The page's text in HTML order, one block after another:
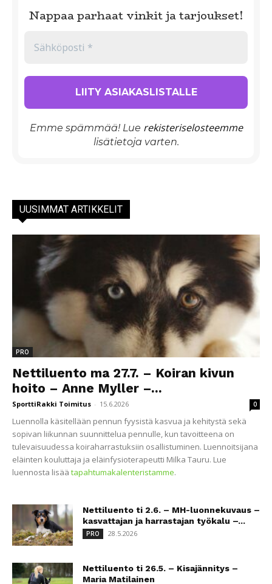
Nappaa parhaat vinkit ja tarjoukset!
Emme spämmää! Lue rekisteriselosteemme
lisätietoja varten.
UUSIMMAT ARTIKKELIT
PRO
Nettiluento ma 27.7. – Koiran kivun
hoito – Anne Myller –...
SporttiRakki Toimitus - 15.6.2026 0
Luennolla käsitellään pennun fyysistä kasvua ja kehitystä sekä
sopivan liikunnan suunnittelua pennulle, kun tavoitteena on
tulevaisuudessa koiraharrastuksiin osallistuminen. Luennoitsijana
eläinten kouluttaja ja eläinfysioterapeutti Milka Tauru. Lue
luennosta lisää tapahtumakalenteristamme.
Nettiluento ti 2.6. – MH-luonnekuvaus –
kasvattajan ja harrastajan työkalu –...
PRO 28.5.2026
Nettiluento ti 26.5. – Kisajännitys –
Maria Matilainen